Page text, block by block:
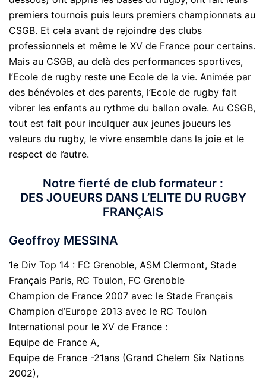
premiers tournois puis leurs premiers championnats au
CSGB. Et cela avant de rejoindre des clubs
professionnels et même le XV de France pour certains.
Mais au CSGB, au delà des performances sportives,
l’Ecole de rugby reste une Ecole de la vie. Animée par
des bénévoles et des parents, l’Ecole de rugby fait
vibrer les enfants au rythme du ballon ovale. Au CSGB,
tout est fait pour inculquer aux jeunes joueurs les
valeurs du rugby, le vivre ensemble dans la joie et le
respect de l’autre.
Notre fierté de club formateur :
DES JOUEURS DANS L’ELITE DU RUGBY
FRANÇAIS
Geoffroy MESSINA
1e Div Top 14 : FC Grenoble, ASM Clermont, Stade
Français Paris, RC Toulon, FC Grenoble
Champion de France 2007 avec le Stade Français
Champion d’Europe 2013 avec le RC Toulon
International pour le XV de France :
Equipe de France A,
Equipe de France -21ans (Grand Chelem Six Nations
2002),